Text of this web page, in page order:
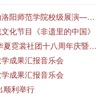
第八届大学生艺术展演活动洛阳师范学院校级展演——艺术作品专场展览在美术与艺术学院顺利开展
化节目《非遗里的中国》
霓裳留韵，赴启新章—— 华夏霓裳社团十八周年庆暨毕业季特别演出圆满落幕
成果汇报音乐会
成果汇报音乐会
顺利举行